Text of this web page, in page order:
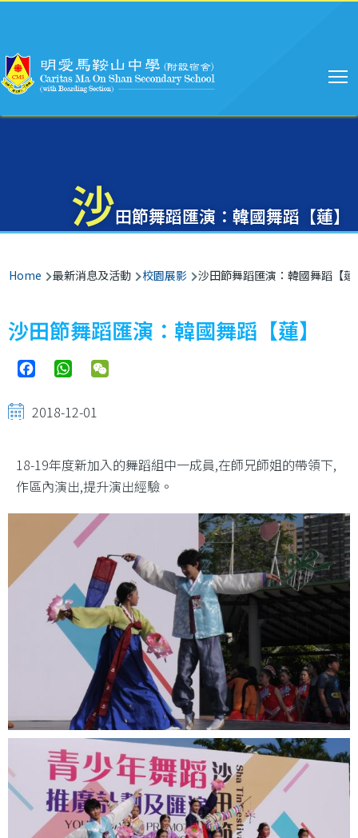
沙田節舞蹈匯演：韓國舞蹈【蓮】
Breadcrumb
Home 最新消息及活動 校園展影 沙田節舞蹈匯演：韓國舞蹈【蓮
沙田節舞蹈匯演：韓國舞蹈【蓮】
FacebookWhatsApp
2018-12-01
18-19年度新加入的舞蹈組中一成員,在師兄師姐的帶領下,
作區內演出,提升演出經驗。